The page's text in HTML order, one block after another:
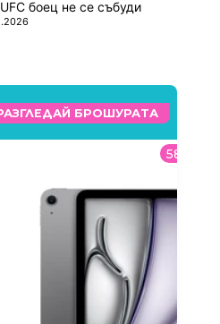
боец не се събуди
БРОШУРАТА
589